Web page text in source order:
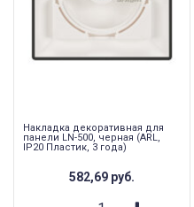
Накладка декоративная для
панели LN-500, черная (ARL,
IP20 Пластик, 3 года)
582,69 руб.